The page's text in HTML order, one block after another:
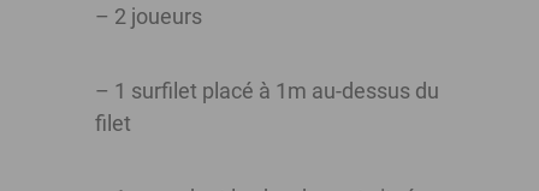
– 2 joueurs
– 1 surfilet placé à 1m au-dessus du
filet